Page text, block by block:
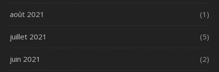
août 2021 (1)
juillet 2021 (5)
juin 2021 (2)